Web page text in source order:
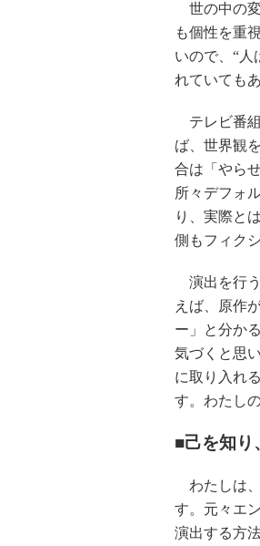
世の中の変
も個性を重
いので、“人
れていても
テレビ番組
ば、世界観
合は「やら
所々デフォ
り、実際と
側もフィク
演出を行う
えば、原作
ー」と分か
気づくと思
に取り入れ
す。わたし
■己を知り
わたしは、
す。元々エ
演出する方